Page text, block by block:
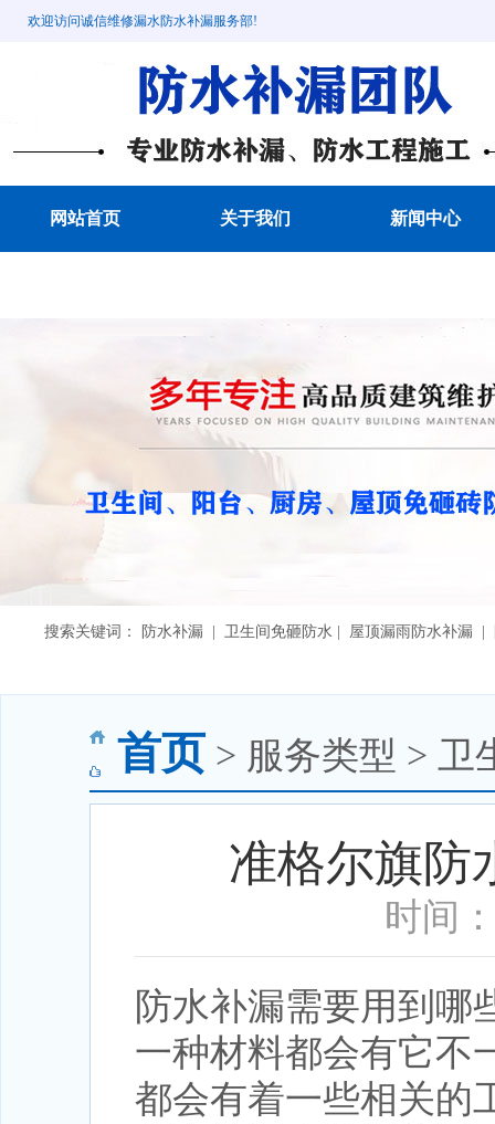
欢迎访问诚信维修漏水防水补漏服务部!
网站首页 关于我们 新闻中心
搜索关键词： 防水补漏 | 卫生间免砸防水 | 屋顶漏雨防水补漏
首页 > 服务类型 > 卫
准格尔旗防
时间
防水补漏需要用到哪
一种材料都会有它不
都会有着一些相关的